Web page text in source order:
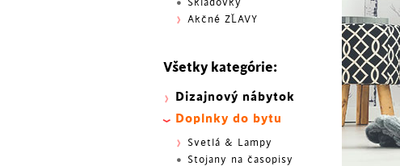
Skladovky
Akčné ZĽAVY
Všetky kategórie:
Dizajnový nábytok
Doplnky do bytu
Svetlá & Lampy
Stojany na časopisy